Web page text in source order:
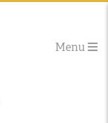
Menu